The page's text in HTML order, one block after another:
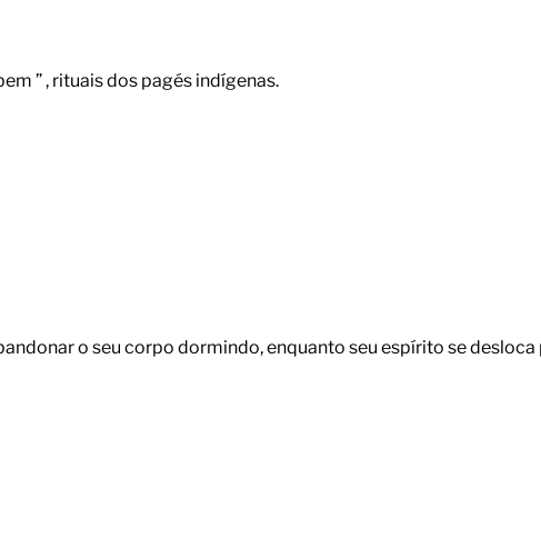
” , rituais dos pagés indígenas.
o seu corpo dormindo, enquanto seu espírito se desloca